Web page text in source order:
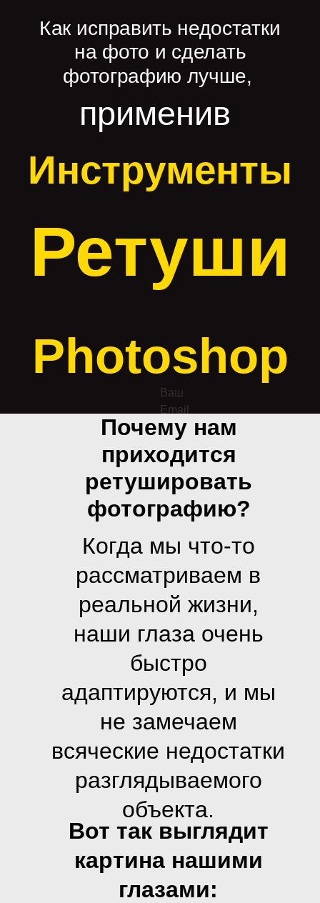
Ваш
Email
Инструменты
Как исправить недостатки
на фото и сделать
фотографию лучше,
Ретуши
Photoshop
применив
Почему нам
приходится
ретушировать
фотографию?
Когда мы что-то
рассматриваем в
реальной жизни,
наши глаза очень
быстро
адаптируются, и мы
не замечаем
всяческие недостатки
разглядываемого
объекта.
Вот так выглядит
картина нашими
глазами: